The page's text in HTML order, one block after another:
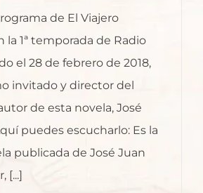
de El Viajero
la 1ª temporada de Radio
el 28 de febrero de 2018,
invitado y director del
de esta novela, José
puedes escucharlo: Es la
publicada de José Juan
[...]